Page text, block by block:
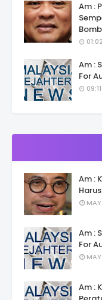
Am :
01:02
Am :
For
09:11
Am :
Am :
For
Am :